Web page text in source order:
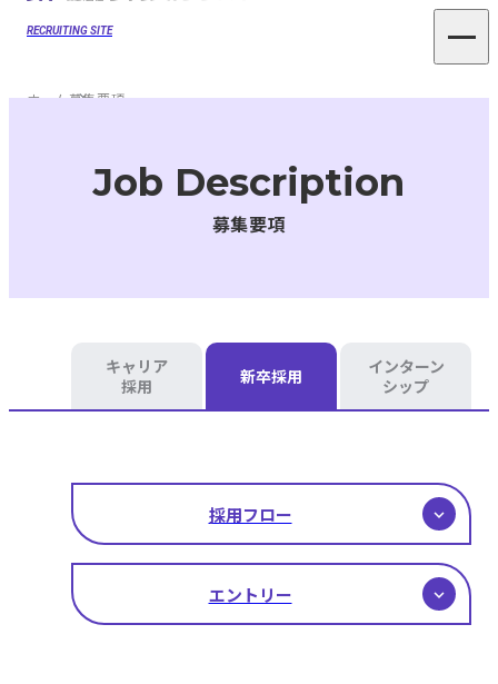
RECRUITING SITE
Job Description
募集要項
ホーム募集要項
キャリア
採用
新卒採用
インターン
シップ
採用フロー
エントリー